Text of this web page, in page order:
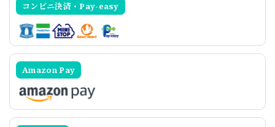
コンビニ決済・Pay-easy
Amazon Pay